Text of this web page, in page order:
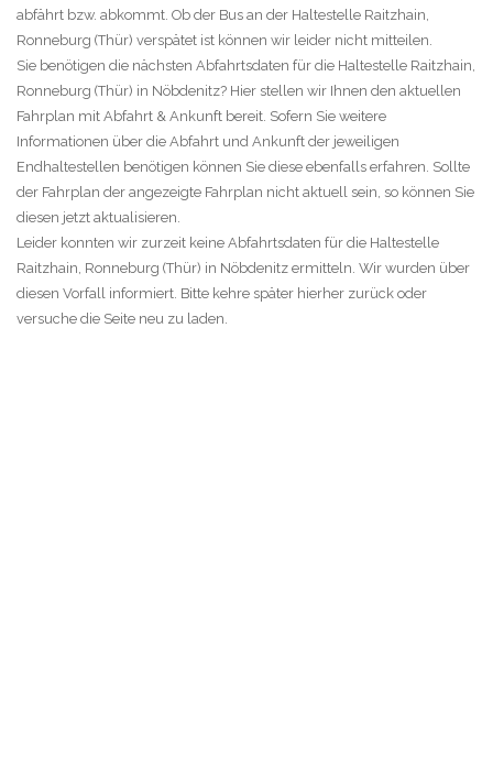
abfährt bzw. abkommt. Ob der Bus an der Haltestelle Raitzhain,
Ronneburg (Thür) verspätet ist können wir leider nicht mitteilen.
Sie benötigen die nächsten Abfahrtsdaten für die Haltestelle Raitzhain,
Ronneburg (Thür) in Nöbdenitz? Hier stellen wir Ihnen den aktuellen
Fahrplan mit Abfahrt & Ankunft bereit. Sofern Sie weitere
Informationen über die Abfahrt und Ankunft der jeweiligen
Endhaltestellen benötigen können Sie diese ebenfalls erfahren. Sollte
der Fahrplan der angezeigte Fahrplan nicht aktuell sein, so können Sie
diesen jetzt aktualisieren.
Leider konnten wir zurzeit keine Abfahrtsdaten für die Haltestelle
Raitzhain, Ronneburg (Thür) in Nöbdenitz ermitteln. Wir wurden über
diesen Vorfall informiert. Bitte kehre später hierher zurück oder
versuche die Seite neu zu laden.